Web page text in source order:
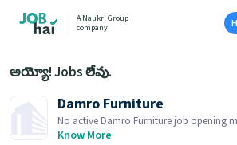
A Naukri Group
company
అయ్యో! Jobs లేవు.
Damro Furniture
No active Damro Furniture job opening
Browse similar job openings below.
Know More